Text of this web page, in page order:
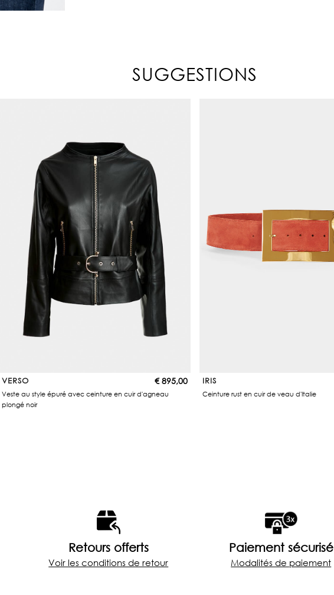
SUGGESTIONS
VERSO
Veste au style épuré avec ceinture en cuir d'agneau
plongé noir
€895,00 IRIS
Ceinture rust en cuir de veau d'Italie
Retours offerts
Voir les conditions de retour
Paiement sécurisé
Modalités de paiement